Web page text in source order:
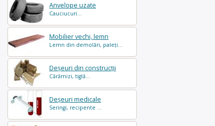
Anvelope uzate
Cauciucuri...
Mobilier vechi, lemn
Lemn din demolări, paleți...
Deșeuri din construcții
Cărămizi, tiglă...
Deșeuri medicale
Seringi, recipente ...